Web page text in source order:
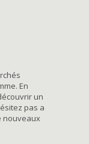
En
un
pas a
nouveaux